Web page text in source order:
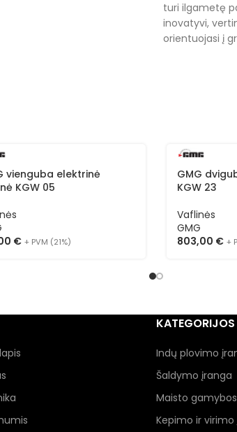
turi ilgametę
inovatyvi,
orientuojasi į
vienguba elektrinė
KGW 05
€ + PVM (21%)
GMG
KGW 23
Vaflinės
GMG
803,00 € +
KATEGORIJOS
Indų plovimo
Šaldymo įranga
Maisto
Kepimo ir virimo